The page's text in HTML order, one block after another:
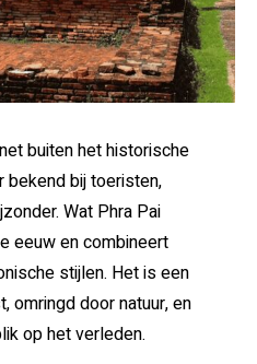
buiten het historische
bekend bij toeristen,
Wat Phra Pai
eeuw en combineert
stijlen. Het is een
omringd door natuur, en
op het verleden.